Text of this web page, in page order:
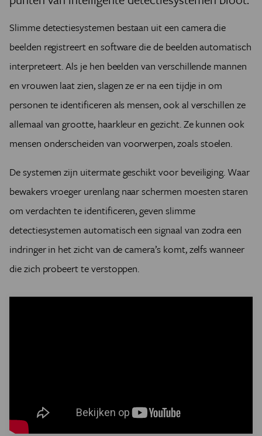
Slimme detectiesystemen bestaan uit een camera die
beelden registreert en software die de beelden automatisch
interpreteert. Als je hen beelden van verschillende mannen
en vrouwen laat zien, slagen ze er na een tijdje in om
personen te identificeren als mensen, ook al verschillen ze
allemaal van grootte, haarkleur en gezicht. Ze kunnen ook
mensen onderscheiden van voorwerpen, zoals stoelen.
De systemen zijn uitermate geschikt voor beveiliging. Waar
bewakers vroeger urenlang naar schermen moesten staren
om verdachten te identificeren, geven slimme
detectiesystemen automatisch een signaal van zodra een
indringer in het zicht van de camera’s komt, zelfs wanneer
die zich probeert te verstoppen.